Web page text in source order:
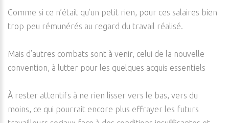
Comme si ce n’était qu’un petit rien, pour ces salaires bien
trop peu rémunérés au regard du travail réalisé.
Mais d’autres combats sont à venir, celui de la nouvelle
convention, à lutter pour les quelques acquis essentiels
À rester attentifs à ne rien lisser vers le bas, vers du
moins, ce qui pourrait encore plus effrayer les futurs